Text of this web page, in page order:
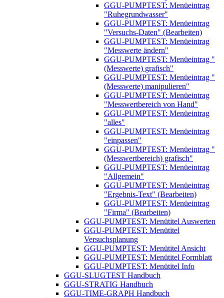
GGU-PUMPTEST: Menüeintrag
"Ruhegrundwasser"
GGU-PUMPTEST: Menüeintrag
"Versuchs-Daten" (Bearbeiten)
GGU-PUMPTEST: Menüeintrag
"Messwerte ändern"
GGU-PUMPTEST: Menüeintrag "
(Messwerte) grafisch"
GGU-PUMPTEST: Menüeintrag "
(Messwerte) manipulieren"
GGU-PUMPTEST: Menüeintrag
"Messwertbereich von Hand"
GGU-PUMPTEST: Menüeintrag
"alles"
GGU-PUMPTEST: Menüeintrag
"einpassen"
GGU-PUMPTEST: Menüeintrag "
(Messwertbereich) grafisch"
GGU-PUMPTEST: Menüeintrag
"Allgemein"
GGU-PUMPTEST: Menüeintrag
"Ergebnis-Text" (Bearbeiten)
GGU-PUMPTEST: Menüeintrag
"Firma" (Bearbeiten)
GGU-PUMPTEST: Menütitel Auswerten
GGU-PUMPTEST: Menütitel
Versuchsplanung
GGU-PUMPTEST: Menütitel Ansicht
GGU-PUMPTEST: Menütitel Formblatt
GGU-PUMPTEST: Menütitel Info
GGU-SLUGTEST Handbuch
GGU-STRATIG Handbuch
GGU-TIME-GRAPH Handbuch